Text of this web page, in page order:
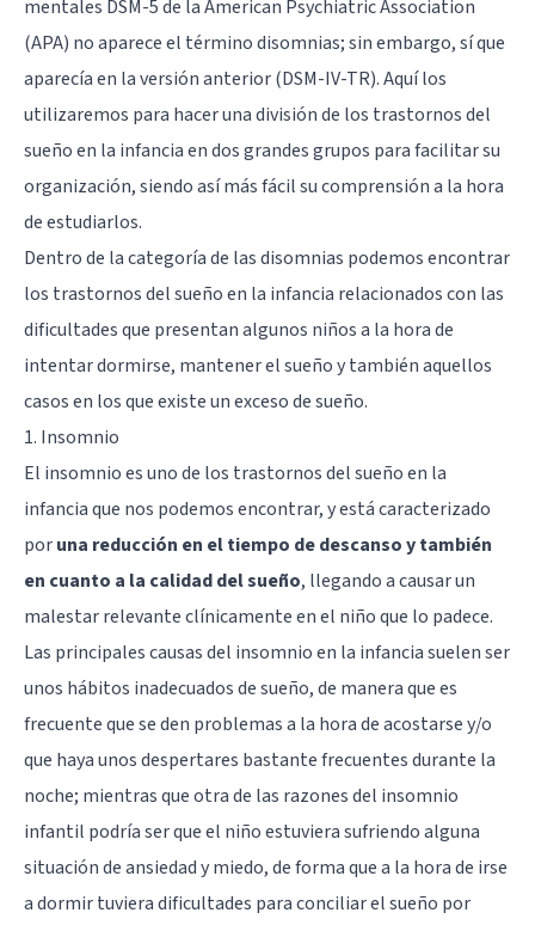
mentales DSM-5 de la American Psychiatric Association
(APA) no aparece el término disomnias; sin embargo, sí que
aparecía en la versión anterior (DSM-IV-TR). Aquí los
utilizaremos para hacer una división de los trastornos del
sueño en la infancia en dos grandes grupos para facilitar su
organización, siendo así más fácil su comprensión a la hora
de estudiarlos.
Dentro de la categoría de las disomnias podemos encontrar
los trastornos del sueño en la infancia relacionados con las
dificultades que presentan algunos niños a la hora de
intentar dormirse, mantener el sueño y también aquellos
casos en los que existe un exceso de sueño.
1. Insomnio
El insomnio es uno de los trastornos del sueño en la
infancia que nos podemos encontrar, y está caracterizado
poruna reducción en el tiempo de descanso y también
en cuanto a la calidad del sueño, llegando a causar un
malestar relevante clínicamente en el niño que lo padece.
Las principales causas del insomnio en la infancia suelen ser
unos hábitos inadecuados de sueño, de manera que es
frecuente que se den problemas a la hora de acostarse y/o
que haya unos despertares bastante frecuentes durante la
noche; mientras que otra de las razones del insomnio
infantil podría ser que el niño estuviera sufriendo alguna
situación de ansiedad y miedo, de forma que a la hora de irse
a dormir tuviera dificultades para conciliar el sueño por